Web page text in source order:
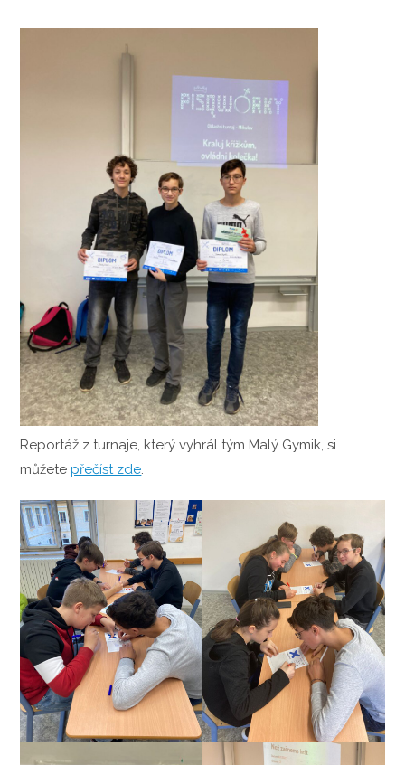
Reportáž z turnaje, který vyhrál tým Malý Gymik, si
můžetepřečíst zde